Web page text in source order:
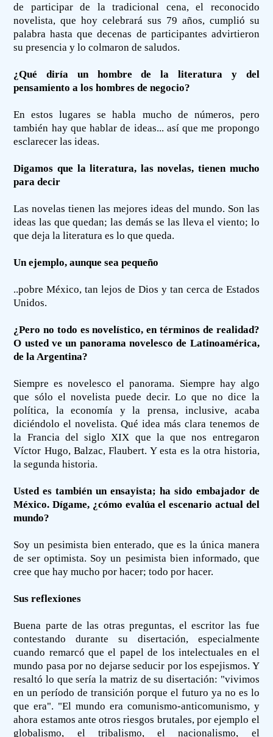
de participar de la tradicional cena, el reconocido
novelista, que hoy celebrará sus 79 años, cumplió su
palabra hasta que decenas de participantes advirtieron
su presencia y lo colmaron de saludos.
¿Qué diría un hombre de la literatura y del
pensamiento a los hombres de negocio?
En estos lugares se habla mucho de números, pero
también hay que hablar de ideas... así que me propongo
esclarecer las ideas.
Digamos que la literatura, las novelas, tienen mucho
para decir
Las novelas tienen las mejores ideas del mundo. Son las
ideas las que quedan; las demás se las lleva el viento; lo
que deja la literatura es lo que queda.
Un ejemplo, aunque sea pequeño
..pobre México, tan lejos de Dios y tan cerca de Estados
Unidos.
¿Pero no todo es novelístico, en términos de realidad?
O usted ve un panorama novelesco de Latinoamérica,
de la Argentina?
Siempre es novelesco el panorama. Siempre hay algo
que sólo el novelista puede decir. Lo que no dice la
política, la economía y la prensa, inclusive, acaba
diciéndolo el novelista. Qué idea más clara tenemos de
la Francia del siglo XIX que la que nos entregaron
Víctor Hugo, Balzac, Flaubert. Y esta es la otra historia,
la segunda historia.
Usted es también un ensayista; ha sido embajador de
México. Dígame, ¿cómo evalúa el escenario actual del
mundo?
Soy un pesimista bien enterado, que es la única manera
de ser optimista. Soy un pesimista bien informado, que
cree que hay mucho por hacer; todo por hacer.
Sus reflexiones
Buena parte de las otras preguntas, el escritor las fue
contestando durante su disertación, especialmente
cuando remarcó que el papel de los intelectuales en el
mundo pasa por no dejarse seducir por los espejismos. Y
resaltó lo que sería la matriz de su disertación: "vivimos
en un período de transición porque el futuro ya no es lo
que era". "El mundo era comunismo-anticomunismo, y
ahora estamos ante otros riesgos brutales, por ejemplo el
globalismo, el tribalismo, el nacionalismo, el